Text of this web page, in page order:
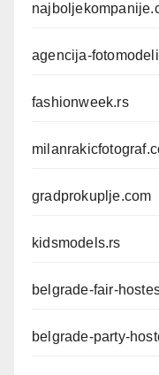
agencija-
fashionweek.rs
gradprokuplje.com
kidsmodels.rs
belgrade-fair-
belgrade-party-